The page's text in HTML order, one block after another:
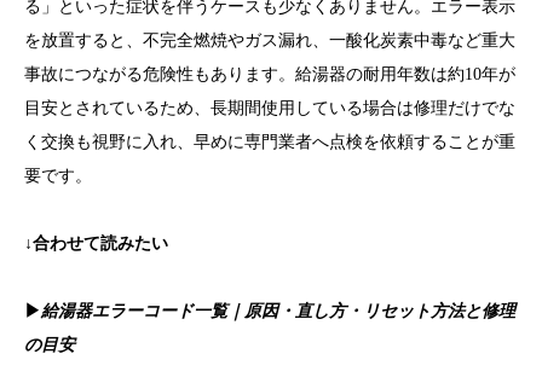
る」といった症状を伴うケースも少なくありません。エラー表示
を放置すると、不完全燃焼やガス漏れ、一酸化炭素中毒など重大
事故につながる危険性もあります。給湯器の耐用年数は約10年が
目安とされているため、長期間使用している場合は修理だけでな
く交換も視野に入れ、早めに専門業者へ点検を依頼することが重
要です。
↓合わせて読みたい
▶給湯器エラーコード一覧｜原因・直し方・リセット方法と修理
の目安